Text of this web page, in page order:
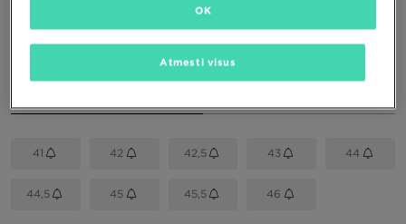
41 42 42,5 43 44
44,5 45 45,5 46
Atmesti visus
OK